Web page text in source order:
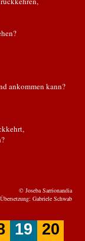
kann?
© Joseba Sarrionandia
Gabriele Schwab
19 20